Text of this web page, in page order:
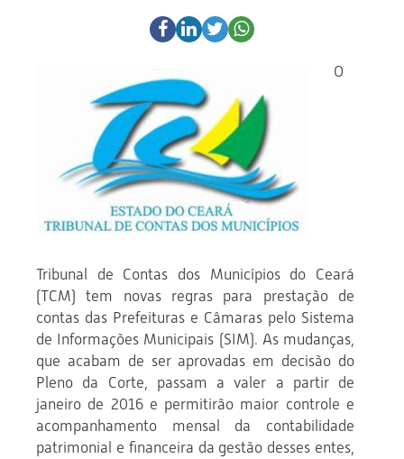
O
Tribunal de Contas dos Municípios do Ceará
(TCM) tem novas regras para prestação de
contas das Prefeituras e Câmaras pelo Sistema
de Informações Municipais (SIM). As mudanças,
que acabam de ser aprovadas em decisão do
Pleno da Corte, passam a valer a partir de
janeiro de 2016 e permitirão maior controle e
acompanhamento mensal da contabilidade
patrimonial e financeira da gestão desses entes,